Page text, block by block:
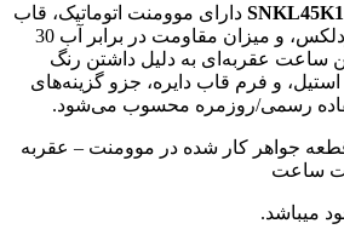
دارای موومنت اتوماتیک، قاب
38 میلیمتری، شیشه هاردلکس، و میزان مقاومت در برابر آب 30
ساعت عقربه‌ای به دلیل داشتن رنگ
و فرم قاب دایره، جزو گزینه‌های
رسمی/روزمره محسوب می‌شود.
خاص: دارای ۲۱ قطعه جواهر کار شده در موومنت – عقربه
ساعت
میباشد.